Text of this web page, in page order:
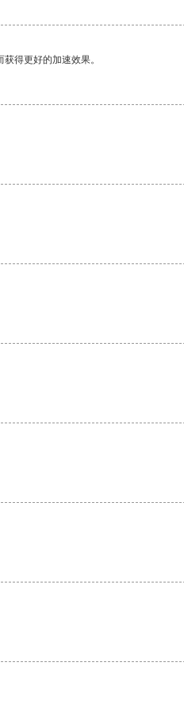
得更好的加速效果。